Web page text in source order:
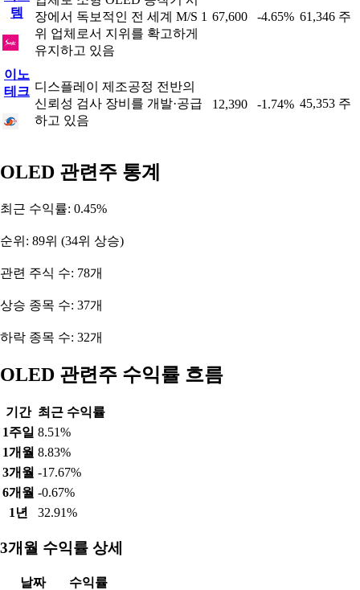
템
장에서 독보적인 전 세계 M/S 1
위 업체로서 지위를 확고하게
유지하고 있음
67,600 -4.65% 61,346 주
이노
테크 디스플레이 제조공정 전반의
신뢰성 검사 장비를 개발·공급
하고 있음
12,390 -1.74% 45,353 주
OLED 관련주 통계
최근 수익률: 0.45%
순위: 89위 (34위 상승)
관련 주식 수: 78개
상승 종목 수: 37개
하락 종목 수: 32개
OLED 관련주 수익률 흐름
기간 최근 수익률
1주일 8.51%
1개월 8.83%
3개월 -17.67%
6개월 -0.67%
1년
32.91%
3개월 수익률 상세
날짜
수익률